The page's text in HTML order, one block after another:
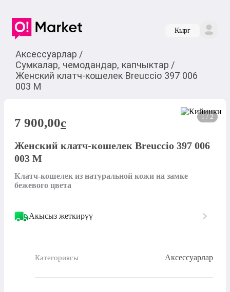
Кырг
Аксессуарлар /
Сумкалар, чемодандар, капчыктар /
Женский клатч-кошелек Breuccio 397 006
003 M
1 / 2
7 900,00c
Женский клатч-кошелек Breuccio 397 006
003 M
Клатч-кошелек из натуральной кожи на замке
бежевого цвета
Акысыз жеткирүү
Категориясы Аксессуарлар